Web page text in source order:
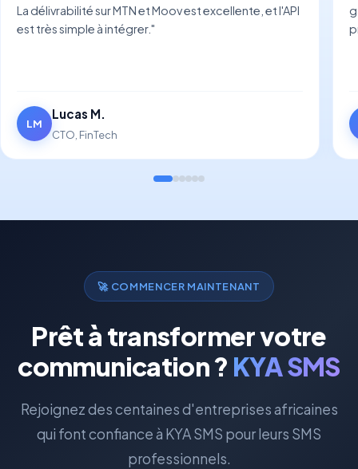
La délivrabilité sur MTN et Moov est excellente, et l'API
est très simple à intégrer."
LM
Lucas M.
CTO, FinTech
🚀 COMMENCER MAINTENANT
Prêt à transformer votre
communication ? KYA SMS
Rejoignez des centaines d'entreprises africaines
qui font confiance à KYA SMS pour leurs SMS
professionnels.